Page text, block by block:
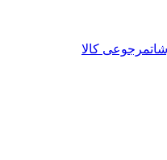
مرجوعی کالا